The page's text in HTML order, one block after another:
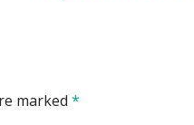
marked *